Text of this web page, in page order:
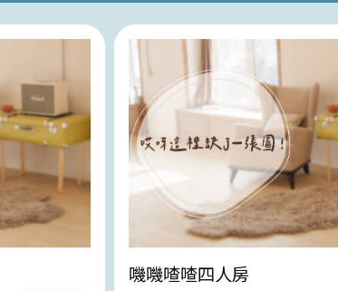
嘰嘰喳喳四人房